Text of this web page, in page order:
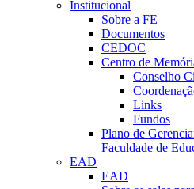
Institucional
Sobre a FE
Documentos
CEDOC
Centro de
Conselho
Links
Fundos
Plano de
Faculdade de
EAD
EAD